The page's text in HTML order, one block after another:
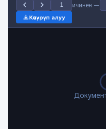
ичинен —
Көчүрүп алуу
Документ